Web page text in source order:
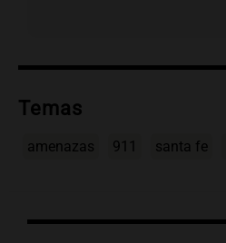
Temas
amenazas 911 santa fe